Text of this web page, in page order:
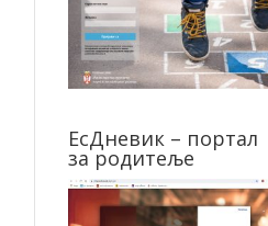
ЕсДневик – портал
за родитеље